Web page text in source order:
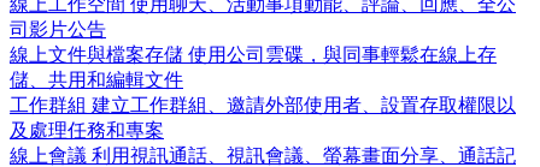
線上工作空間 使用聊天、活動事項動能、評論、回應、全公
司影片公告
線上文件與檔案存儲 使用公司雲碟，與同事輕鬆在線上存
儲、共用和編輯文件
工作群組 建立工作群組、邀請外部使用者、設置存取權限以
及處理任務和專案
線上會議 利用視訊通話、視訊會議、螢幕畫面分享、通話記